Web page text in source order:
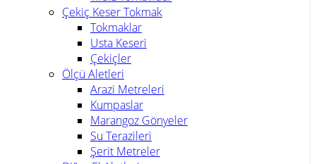
Çekiç Keser Tokmak
Tokmaklar
Usta Keseri
Çekiçler
Ölçü Aletleri
Arazi Metreleri
Kumpaslar
Marangoz Gönyeler
Su Terazileri
Şerit Metreler